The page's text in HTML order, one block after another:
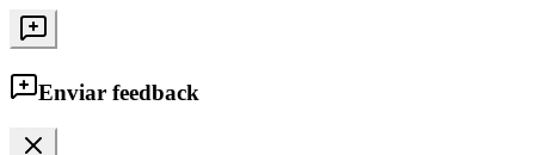
Enviar feedback